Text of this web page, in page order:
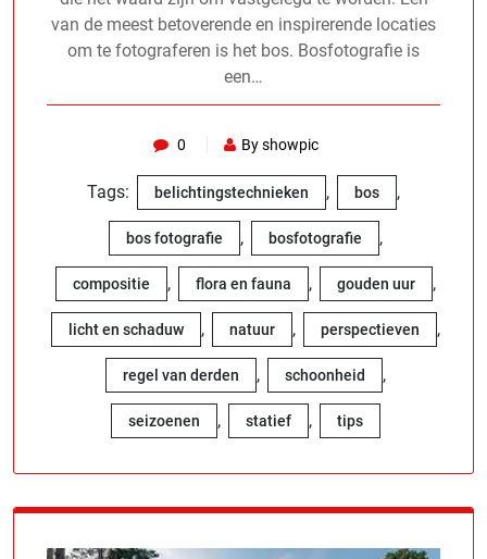
van de meest betoverende en inspirerende locaties
om te fotograferen is het bos. Bosfotografie is
een…
0 By showpic
Tags: belichtingstechnieken , bos ,
bos fotografie , bosfotografie ,
compositie , flora en fauna , gouden uur ,
licht en schaduw , natuur , perspectieven ,
regel van derden , schoonheid ,
seizoenen , statief , tips